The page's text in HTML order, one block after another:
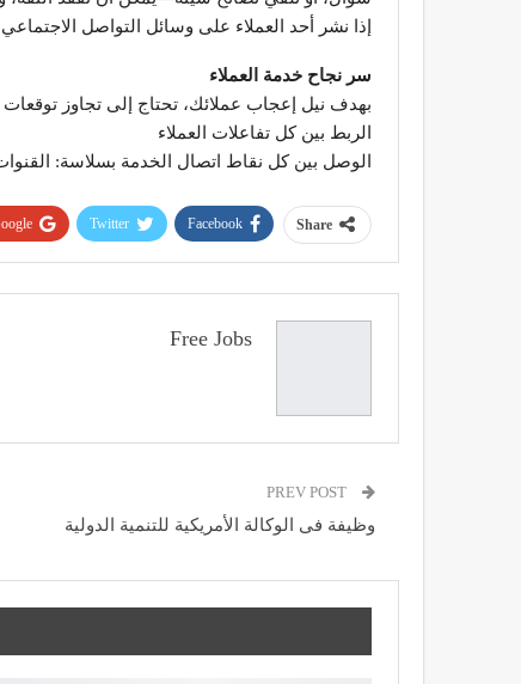
إذا نشر أحد العملاء على وسائل التواصل
سر نجاح خدمة العملاء
بهدف نيل إعجاب عملائك، تحتاج إلى تجاوز توقعات
الربط بين كل تفاعلات العملاء
الوصل بين كل نقاط اتصال الخدمة بسلاسة:
Share
Facebook
Twitter
Free Jobs
وظيفة فى الوكالة الأمريكية للتنمية الدولية